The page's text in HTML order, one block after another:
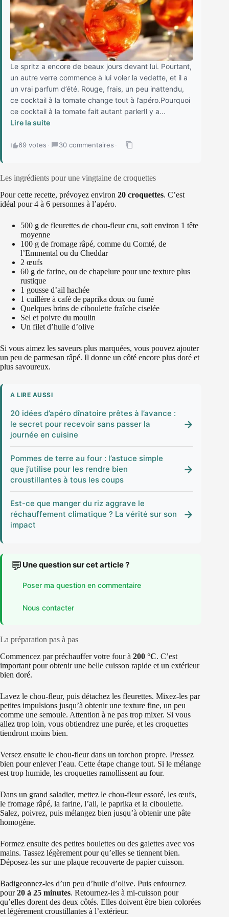
Le spritz a encore de beaux jours devant lui. Pourtant,
un autre verre commence à lui voler la vedette, et il a
un vrai parfum d’été. Rouge, frais, un peu inattendu,
ce cocktail à la tomate change tout à l’apéro.Pourquoi
ce cocktail à la tomate fait autant parlerIl y a...
Lire la suite
69 votes · 30 commentaires ·
Les ingrédients pour une vingtaine de croquettes
Pour cette recette, prévoyez environ 20 croquettes. C’est
idéal pour 4 à 6 personnes à l’apéro.
500 g de fleurettes de chou-fleur cru, soit environ 1 tête
moyenne
100 g de fromage râpé, comme du Comté, de
l’Emmental ou du Cheddar
2 œufs
60 g de farine, ou de chapelure pour une texture plus
rustique
1 gousse d’ail hachée
1 cuillère à café de paprika doux ou fumé
Quelques brins de ciboulette fraîche ciselée
Sel et poivre du moulin
Un filet d’huile d’olive
Si vous aimez les saveurs plus marquées, vous pouvez ajouter
un peu de parmesan râpé. Il donne un côté encore plus doré et
plus savoureux.
A LIRE AUSSI
20 idées d’apéro dînatoire prêtes à l’avance :
le secret pour recevoir sans passer la
journée en cuisine
→
Pommes de terre au four : l’astuce simple
que j’utilise pour les rendre bien
croustillantes à tous les coups
→
Est-ce que manger du riz aggrave le
réchauffement climatique ? La vérité sur son
impact
→
💬 Une question sur cet article ?
Poser ma question en commentaire
Nous contacter
La préparation pas à pas
Commencez par préchauffer votre four à 200 °C. C’est
important pour obtenir une belle cuisson rapide et un extérieur
bien doré.
Lavez le chou-fleur, puis détachez les fleurettes. Mixez-les par
petites impulsions jusqu’à obtenir une texture fine, un peu
comme une semoule. Attention à ne pas trop mixer. Si vous
allez trop loin, vous obtiendrez une purée, et les croquettes
tiendront moins bien.
Versez ensuite le chou-fleur dans un torchon propre. Pressez
bien pour enlever l’eau. Cette étape change tout. Si le mélange
est trop humide, les croquettes ramollissent au four.
Dans un grand saladier, mettez le chou-fleur essoré, les œufs,
le fromage râpé, la farine, l’ail, le paprika et la ciboulette.
Salez, poivrez, puis mélangez bien jusqu’à obtenir une pâte
homogène.
Formez ensuite des petites boulettes ou des galettes avec vos
mains. Tassez légèrement pour qu’elles se tiennent bien.
Déposez-les sur une plaque recouverte de papier cuisson.
Badigeonnez-les d’un peu d’huile d’olive. Puis enfournez
pour20 à 25 minutes. Retournez-les à mi-cuisson pour
qu’elles dorent des deux côtés. Elles doivent être bien colorées
et légèrement croustillantes à l’extérieur.